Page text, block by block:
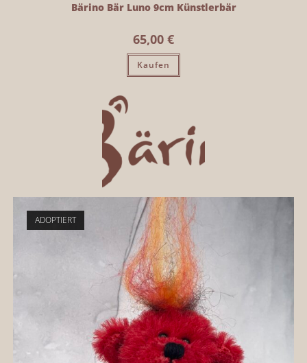
Bärino Bär Luno 9cm Künstlerbär
65,00 €
Kaufen
ADOPTIERT